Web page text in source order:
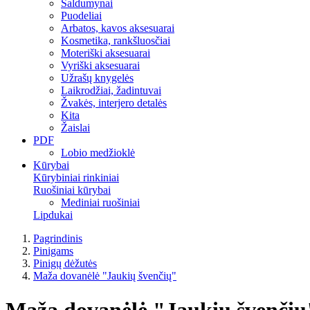
Saldumynai
Puodeliai
Arbatos, kavos aksesuarai
Kosmetika, rankšluosčiai
Moteriški aksesuarai
Vyriški aksesuarai
Užrašų knygelės
Laikrodžiai, žadintuvai
Žvakės, interjero detalės
Kita
Žaislai
PDF
Lobio medžioklė
Kūrybai
Kūrybiniai rinkiniai
Ruošiniai kūrybai
Mediniai ruošiniai
Lipdukai
Pagrindinis
Pinigams
Pinigų dėžutės
Maža dovanėlė "Jaukių švenčių"